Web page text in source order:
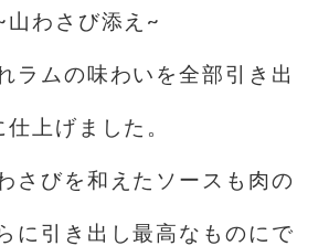
山わさび添え~
ラムの味わいを全部引き出
上げました。
さびを和えたソースも肉の
に引き出し最高なものにで